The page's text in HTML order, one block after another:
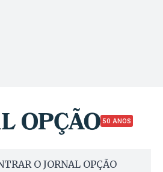
50 ANOS
O JORNAL OPÇÃO